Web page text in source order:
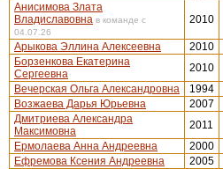
Анисимова Злата
Владиславовна в команде с
04.07.26
2010
Арыкова Эллина Алексеевна
2010
Борзенкова Екатерина
Сергеевна
2010
Вечерская Ольга Александровна
1994
Возжаева Дарья Юрьевна
2007
Дмитриева Александра
Максимовна
2011
Ермолаева Анна Андреевна
2000
Ефремова Ксения Андреевна
2005